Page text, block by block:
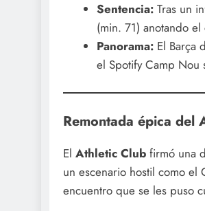
Sentencia:Tras un
(min. 71) anotando
Panorama:El Barça
el Spotify Camp Nou
Remontada épica del
El Athletic Club firmó una
un escenario hostil como el
encuentro que se les puso